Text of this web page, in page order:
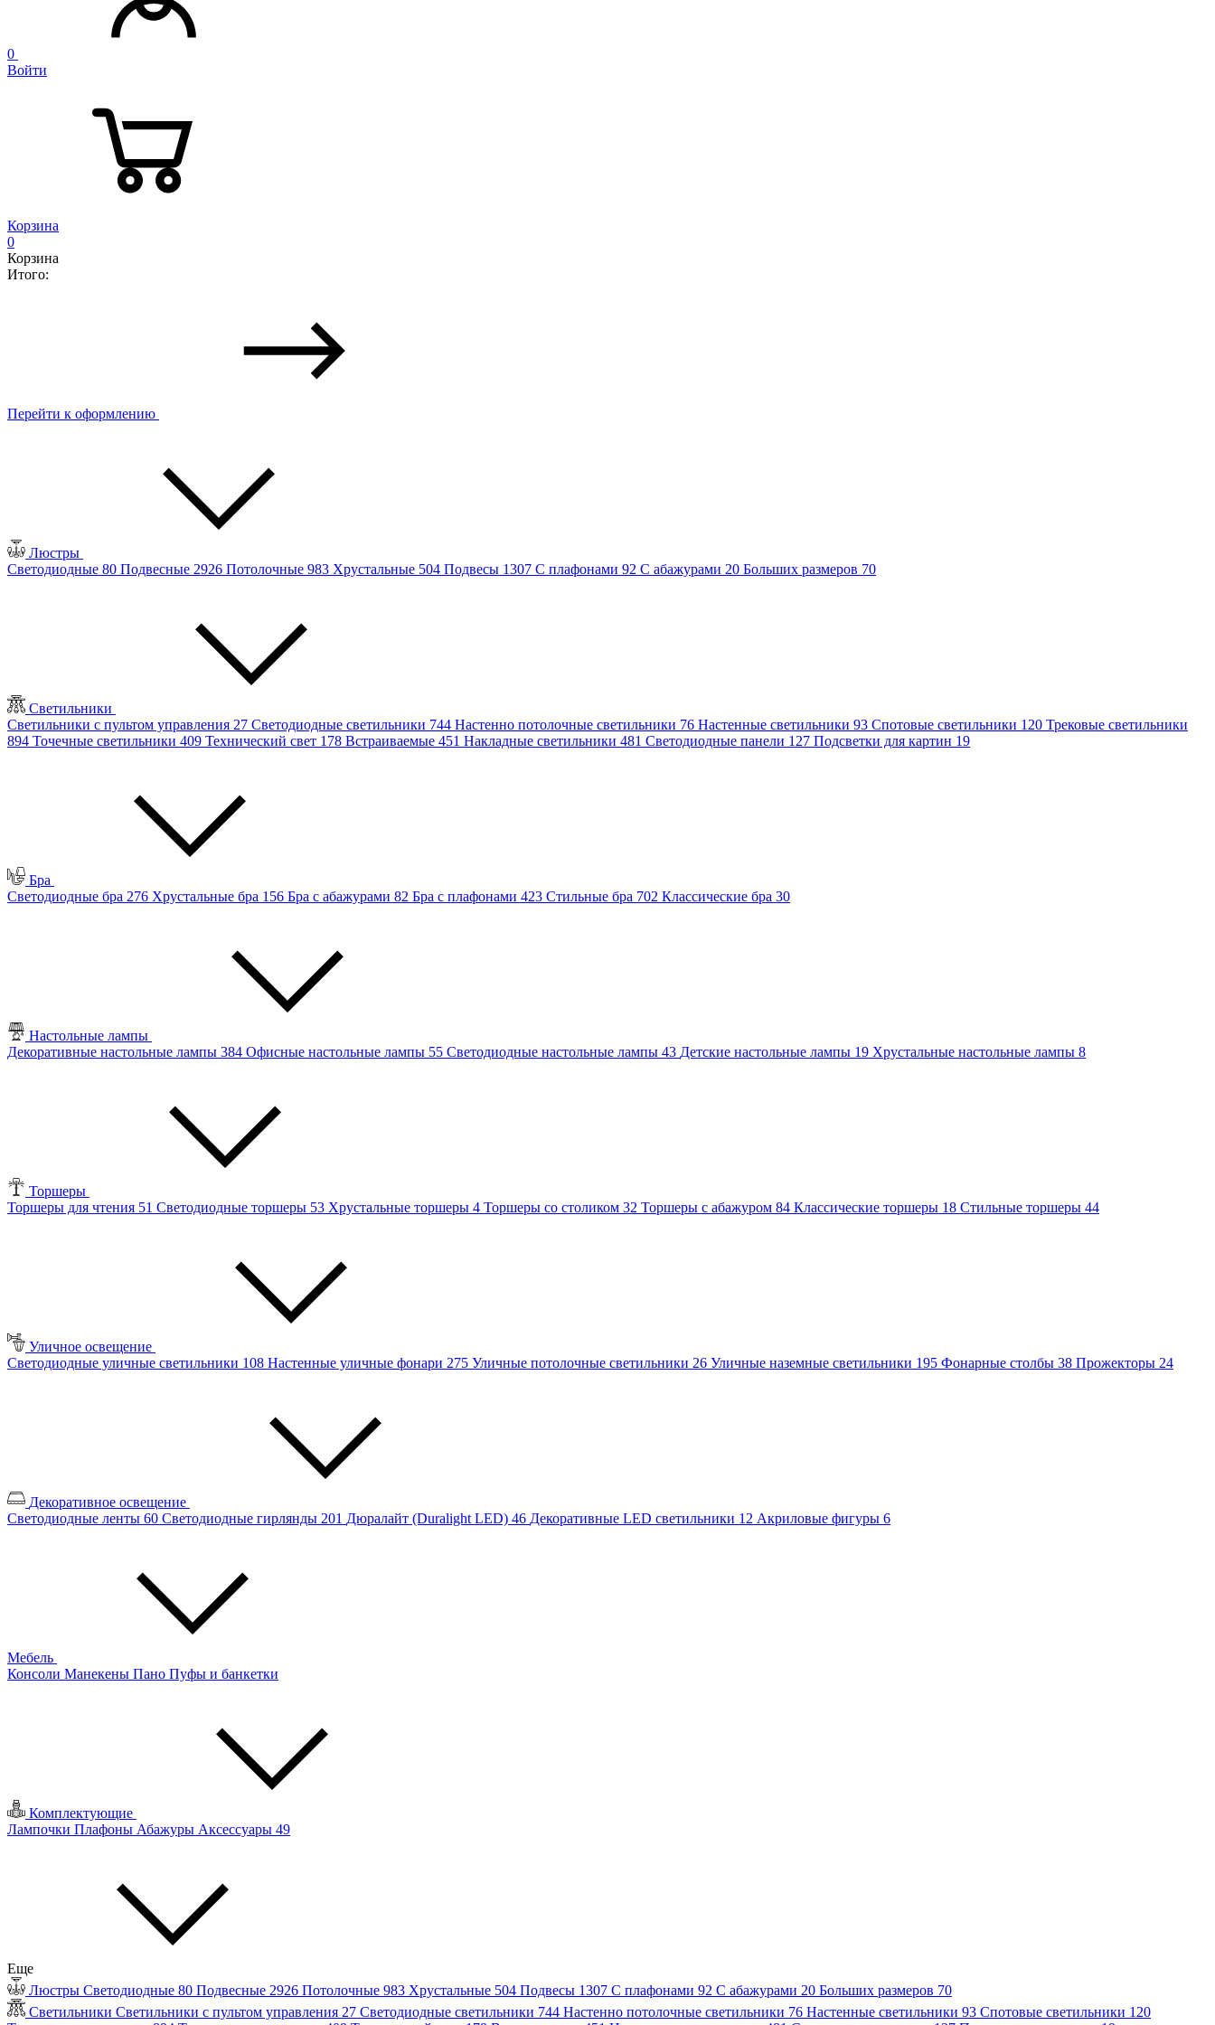
0
Войти
Корзина
0
Корзина
Итого:
Перейти к оформлению
Люстры
Светодиодные 80 Подвесные 2926 Потолочные 983 Хрустальные 504 Подвесы 1307 С плафонами 92 С абажурами 20 Больших размеров 70
Светильники
Светильники с пультом управления 27 Светодиодные светильники 744 Настенно потолочные светильники 76 Настенные светильники 93 Спотовые светильники 120 Трековые светильники
894 Точечные светильники 409 Технический свет 178 Встраиваемые 451 Накладные светильники 481 Светодиодные панели 127 Подсветки для картин 19
Бра
Светодиодные бра 276 Хрустальные бра 156 Бра с абажурами 82 Бра с плафонами 423 Стильные бра 702 Классические бра 30
Настольные лампы
Декоративные настольные лампы 384 Офисные настольные лампы 55 Светодиодные настольные лампы 43 Детские настольные лампы 19 Хрустальные настольные лампы 8
Торшеры
Торшеры для чтения 51 Светодиодные торшеры 53 Хрустальные торшеры 4 Торшеры со столиком 32 Торшеры с абажуром 84 Классические торшеры 18 Стильные торшеры 44
Уличное освещение
Светодиодные уличные светильники 108 Настенные уличные фонари 275 Уличные потолочные светильники 26 Уличные наземные светильники 195 Фонарные столбы 38 Прожекторы 24
Декоративное освещение
Светодиодные ленты 60 Светодиодные гирлянды 201 Дюралайт (Duralight LED) 46 Декоративные LED светильники 12 Акриловые фигуры 6
Мебель
Консоли Манекены Пано Пуфы и банкетки
Комплектующие
Лампочки Плафоны Абажуры Аксессуары 49
Еще
Люстры Светодиодные 80 Подвесные 2926 Потолочные 983 Хрустальные 504 Подвесы 1307 С плафонами 92 С абажурами 20 Больших размеров 70
Светильники Светильники с пультом управления 27 Светодиодные светильники 744 Настенно потолочные светильники 76 Настенные светильники 93 Спотовые светильники 120